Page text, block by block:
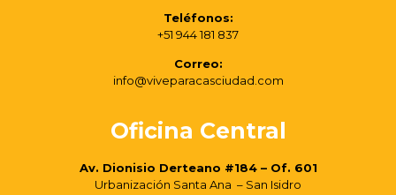
Teléfonos:
+51 944 181 837
Correo:
info@viveparacasciudad.com
Oficina Central
Av. Dionisio Derteano #184 – Of. 601
Urbanización Santa Ana – San Isidro